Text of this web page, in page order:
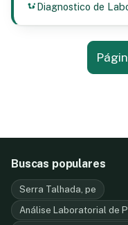
Diagnostico de
Buscas populares
Serra Talhada, pe
Análise Laboratorial de